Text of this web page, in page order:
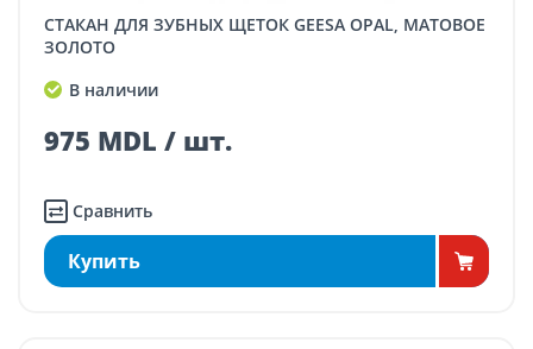
СТАКАН ДЛЯ ЗУБНЫХ ЩЕТОК GEESA OPAL, МАТОВОЕ
ЗОЛОТО
В наличии
975 MDL / шт.
Сравнить
Купить